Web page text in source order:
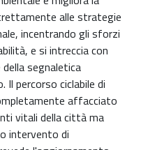
alle strategie
incentrando gli sforzi
e si intreccia con
segnaletica
percorso ciclabile di
affacciato
vitali della città ma
intervento di